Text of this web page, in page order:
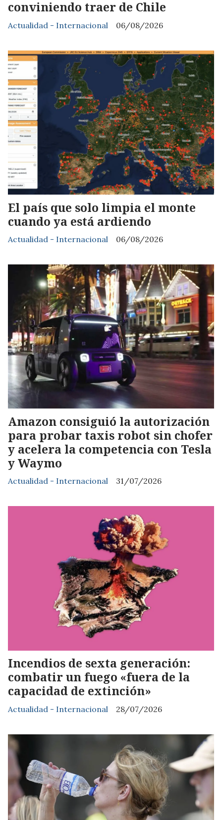
conviniendo traer de Chile
Actualidad - Internacional 06/08/2026
El país que solo limpia el monte
cuando ya está ardiendo
Actualidad - Internacional 06/08/2026
Amazon consiguió la autorización
para probar taxis robot sin chofer
y acelera la competencia con Tesla
y Waymo
Actualidad - Internacional 31/07/2026
Incendios de sexta generación:
combatir un fuego «fuera de la
capacidad de extinción»
Actualidad - Internacional 28/07/2026